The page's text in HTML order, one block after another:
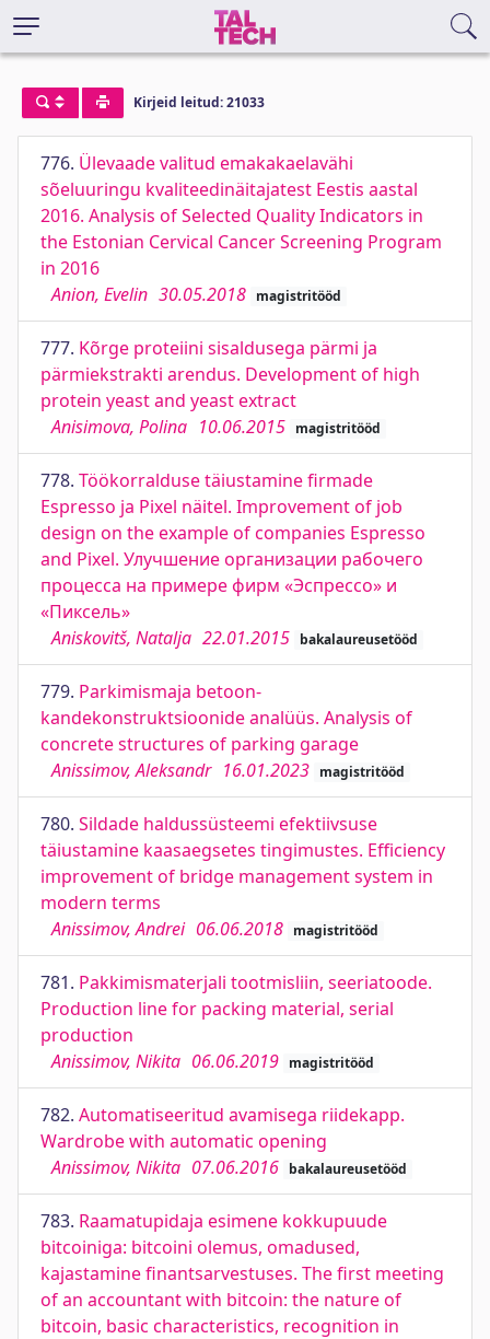
Kirjeid leitud: 21033
776. Ülevaade valitud emakakaelavähi
sõeluuringu kvaliteedinäitajatest Eestis aastal
2016. Analysis of Selected Quality Indicators in
the Estonian Cervical Cancer Screening Program
in 2016
Anion, Evelin 30.05.2018 magistritööd
777. Kõrge proteiini sisaldusega pärmi ja
pärmiekstrakti arendus. Development of high
protein yeast and yeast extract
Anisimova, Polina 10.06.2015 magistritööd
778. Töökorralduse täiustamine firmade
Espresso ja Pixel näitel. Improvement of job
design on the example of companies Espresso
and Pixel. Улучшение организации рабочего
процесса на примере фирм «Эспрессо» и
«Пиксель»
Aniskovitš, Natalja 22.01.2015 bakalaureusetööd
779. Parkimismaja betoon-
kandekonstruktsioonide analüüs. Analysis of
concrete structures of parking garage
Anissimov, Aleksandr 16.01.2023 magistritööd
780. Sildade haldussüsteemi efektiivsuse
täiustamine kaasaegsetes tingimustes. Efficiency
improvement of bridge management system in
modern terms
Anissimov, Andrei 06.06.2018 magistritööd
781. Pakkimismaterjali tootmisliin, seeriatoode.
Production line for packing material, serial
production
Anissimov, Nikita 06.06.2019 magistritööd
782. Automatiseeritud avamisega riidekapp.
Wardrobe with automatic opening
Anissimov, Nikita 07.06.2016 bakalaureusetööd
783. Raamatupidaja esimene kokkupuude
bitcoiniga: bitcoini olemus, omadused,
kajastamine finantsarvestuses. The first meeting
of an accountant with bitcoin: the nature of
bitcoin, basic characteristics, recognition in